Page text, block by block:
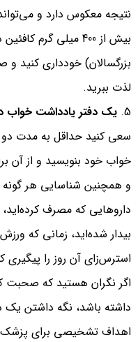
نتیجه معکوس دارد و
بیش از 400 میلی گرم
بزرگسالان) خودداری کنید
لذت ببرید.
یک دفتر یادداشت خواب
سعی کنید حداقل به مدت
خواب خود بنویسید و از آن
و همچنین شناسایی هر گونه
داروهایی که مصرف
بیدار شده‌اید، زمانی که
استرس‌زای آن روز را پیگیری
اگر نگران هستید که صحبت
داشته باشد، نگه داشتن یک
اهداف تشخیصی برای پزشک